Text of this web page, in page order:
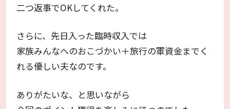
二つ返事でOKしてくれた。
さらに、先日入った臨時収入では
家族みんなへのおこづかい＋旅行の軍資金までく
れる優しい夫なのです。
ありがたいな、と思いながら